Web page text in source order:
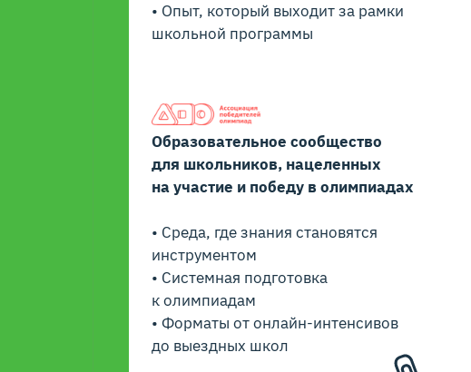
• Опыт, который выходит за рамки
школьной программы
Образовательное сообщество
для школьников, нацеленных
на участие и победу в олимпиадах
• Среда, где знания становятся
инструментом
• Системная подготовка
к олимпиадам
• Форматы от онлайн-интенсивов
до выездных школ